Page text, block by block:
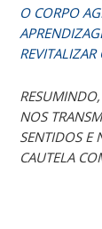
O CORPO
NOS
SENTIDOS E
CAUTELA